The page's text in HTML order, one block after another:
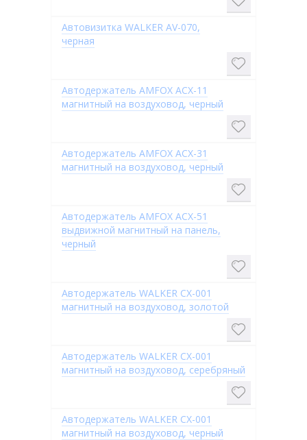
Автовизитка WALKER AV-070,
черная
Автодержатель AMFOX ACX-11
магнитный на воздуховод, черный
Автодержатель AMFOX ACX-31
магнитный на воздуховод, черный
Автодержатель AMFOX ACX-51
выдвижной магнитный на панель,
черный
Автодержатель WALKER CX-001
магнитный на воздуховод, золотой
Автодержатель WALKER CX-001
магнитный на воздуховод, серебряный
Автодержатель WALKER CX-001
магнитный на воздуховод, черный